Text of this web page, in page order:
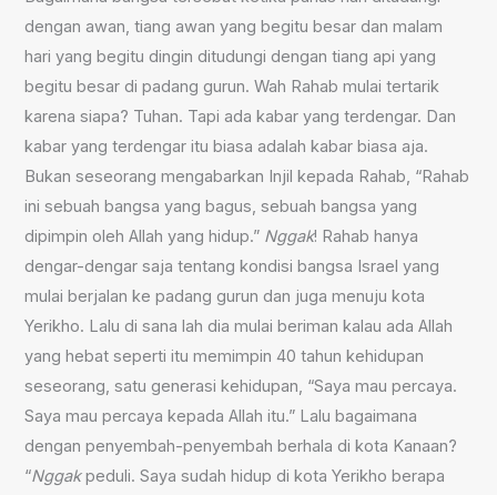
dengan awan, tiang awan yang begitu besar dan malam
hari yang begitu dingin ditudungi dengan tiang api yang
begitu besar di padang gurun. Wah Rahab mulai tertarik
karena siapa? Tuhan. Tapi ada kabar yang terdengar. Dan
kabar yang terdengar itu biasa adalah kabar biasa aja.
Bukan seseorang mengabarkan Injil kepada Rahab, “Rahab
ini sebuah bangsa yang bagus, sebuah bangsa yang
dipimpin oleh Allah yang hidup.” Nggak! Rahab hanya
dengar-dengar saja tentang kondisi bangsa Israel yang
mulai berjalan ke padang gurun dan juga menuju kota
Yerikho. Lalu di sana lah dia mulai beriman kalau ada Allah
yang hebat seperti itu memimpin 40 tahun kehidupan
seseorang, satu generasi kehidupan, “Saya mau percaya.
Saya mau percaya kepada Allah itu.” Lalu bagaimana
dengan penyembah-penyembah berhala di kota Kanaan?
“Nggakpeduli. Saya sudah hidup di kota Yerikho berapa